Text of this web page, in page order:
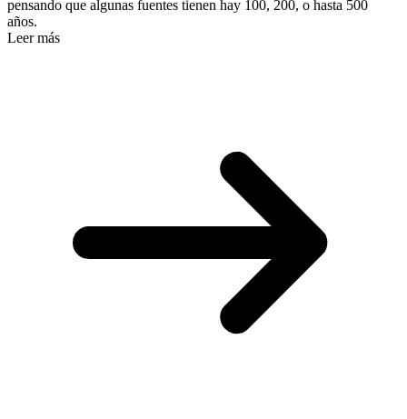
pensando que algunas fuentes tienen hay 100, 200, o hasta 500
años.
Leer más